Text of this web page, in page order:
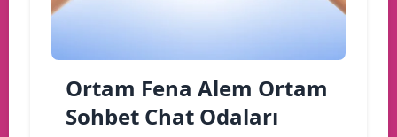
Ortam Fena Alem Ortam
Sohbet Chat Odaları